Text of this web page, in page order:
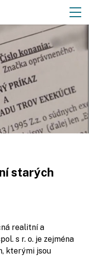
starých
realitní a
s r. o. je zejména
kterými jsou